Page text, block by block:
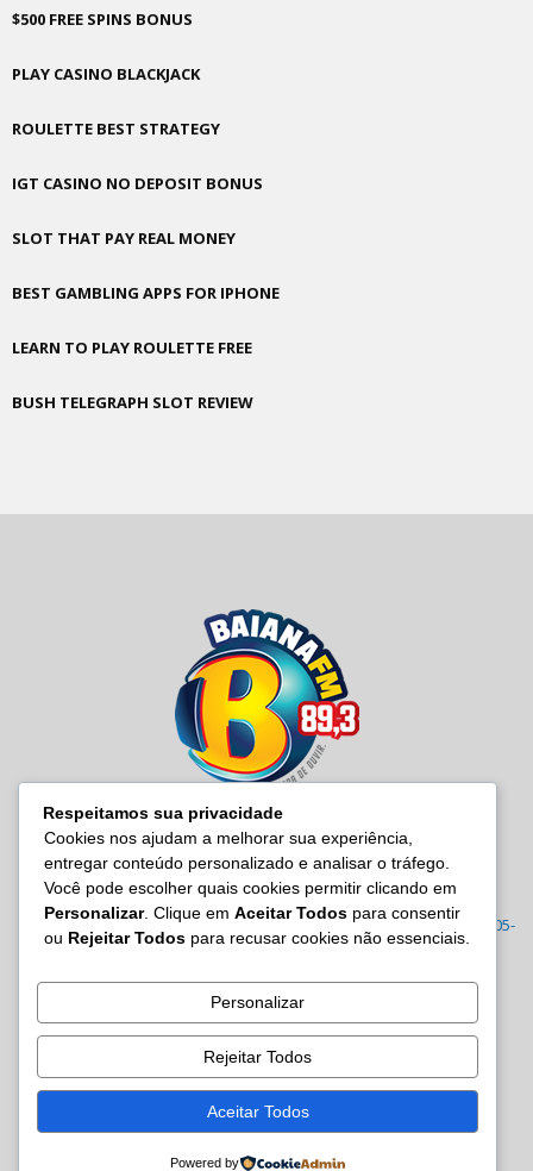
$500 FREE SPINS BONUS
PLAY CASINO BLACKJACK
ROULETTE BEST STRATEGY
IGT CASINO NO DEPOSIT BONUS
SLOT THAT PAY REAL MONEY
BEST GAMBLING APPS FOR IPHONE
LEARN TO PLAY ROULETTE FREE
BUSH TELEGRAPH SLOT REVIEW
Radio Baiana FM 89,3 Rua Joana Angélica, 395 – Malembá, CEP: 43805-
570 Tel.: (71) 3605-7814/7815/3122-0022
Contato:site@baianafm.com.br
SIGA-NOS
Respeitamos sua privacidade
Cookies nos ajudam a melhorar sua experiência,
entregar conteúdo personalizado e analisar o tráfego.
Você pode escolher quais cookies permitir clicando em
Personalizar. Clique em Aceitar Todos para consentir
ou Rejeitar Todos para recusar cookies não essenciais.
Personalizar
Rejeitar Todos
Aceitar Todos
Powered by